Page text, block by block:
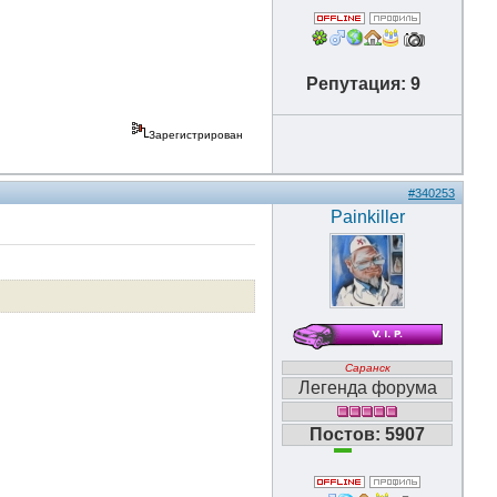
Репутация: 9
Зарегистрирован
#340253
Painkiller
Саранск
Легенда форума
Постов: 5907